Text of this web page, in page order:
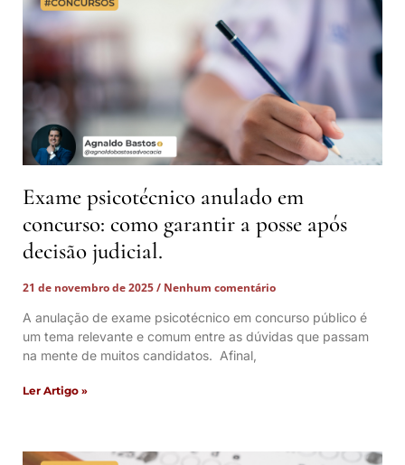
Exame psicotécnico anulado em
concurso: como garantir a posse após
decisão judicial.
21 de novembro de 2025
Nenhum comentário
A anulação de exame psicotécnico em concurso público é
um tema relevante e comum entre as dúvidas que passam
na mente de muitos candidatos. Afinal,
Ler Artigo »